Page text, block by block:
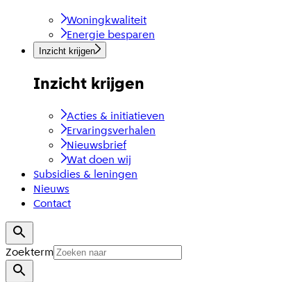
Woningkwaliteit
Energie besparen
Inzicht krijgen
Inzicht krijgen
Acties & initiatieven
Ervaringsverhalen
Nieuwsbrief
Wat doen wij
Subsidies & leningen
Nieuws
Contact
Zoekterm